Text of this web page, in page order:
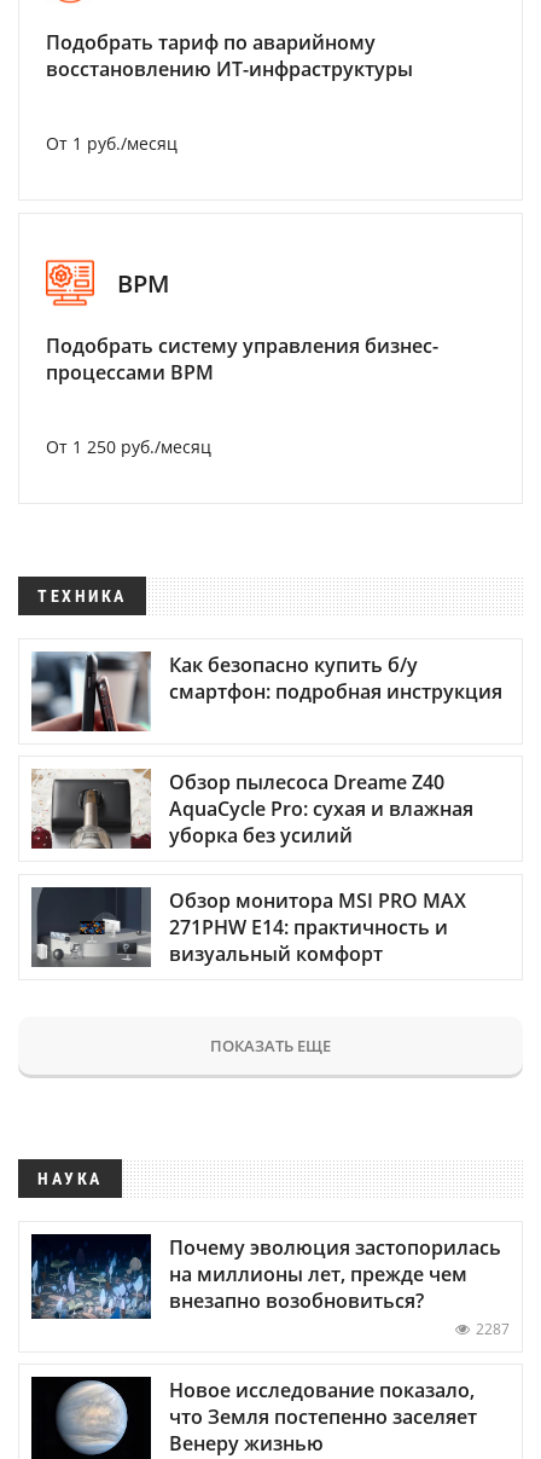
Подобрать тариф по аварийному
восстановлению ИТ-инфраструктуры
От 1 руб./месяц
BPM
Подобрать систему управления бизнес-
процессами BPM
От 1 250 руб./месяц
ТЕХНИКА
Как безопасно купить б/у
смартфон: подробная инструкция
Обзор пылесоса Dreame Z40
AquaCycle Pro: сухая и влажная
уборка без усилий
Обзор монитора MSI PRO MAX
271PHW E14: практичность и
визуальный комфорт
ПОКАЗАТЬ ЕЩЕ
НАУКА
Почему эволюция застопорилась
на миллионы лет, прежде чем
внезапно возобновиться?
2287
Новое исследование показало,
что Земля постепенно заселяет
Венеру жизнью